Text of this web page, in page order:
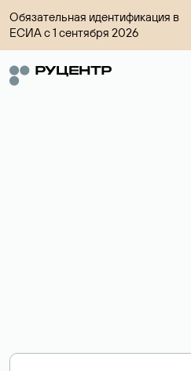
Обязательная идентификация в
ЕСИА с 1 сентября 2026